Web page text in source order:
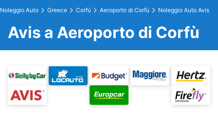
Noleggio Auto Greece Corfù Aeroporto di Corfù Noleggio Auto Avis
Avis a Aeroporto di Corfù